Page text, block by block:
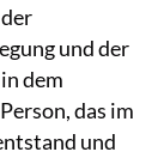
und der
dem
das im
und